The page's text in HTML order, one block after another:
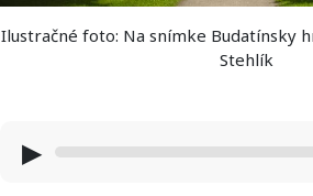
Ilustračné foto: Na snímke Budatínsky
Stehlík
▶